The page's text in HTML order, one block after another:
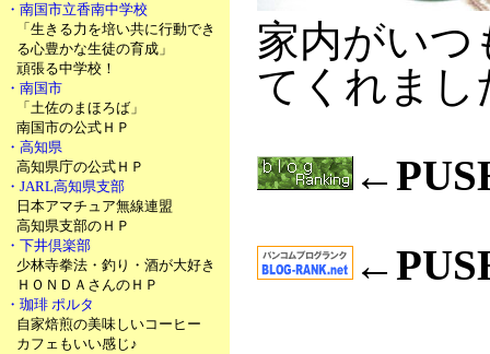
・南国市立香南中学校
「生きる力を培い共に行動でき
る心豊かな生徒の育成」
頑張る中学校！
・南国市
「土佐のまほろば」
南国市の公式ＨＰ
・高知県
高知県庁の公式ＨＰ
・JARL高知県支部
日本アマチュア無線連盟
高知県支部のＨＰ
・下井倶楽部
少林寺拳法・釣り・酒が大好き
ＨＯＮＤＡさんのＨＰ
・珈琲 ポルタ
自家焙煎の美味しいコーヒー
カフェもいい感じ♪
家内がいつ
てくれま